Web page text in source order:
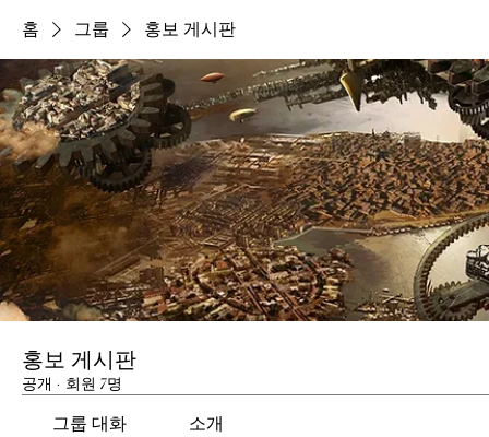
홈 그룹 홍보 게시판
홍보 게시판
공개 · 회원 7명
그룹 대화 소개